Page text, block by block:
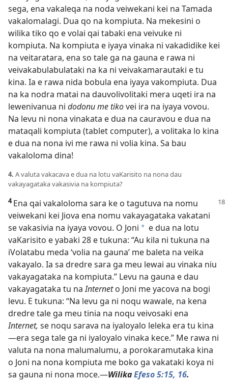
sega, ena vakaleqa na noda veiwekani kei na Tamada
vakalomalagi. Dua qo na kompiuta. Na mekesini o
wilika tiko qo e volai qai tabaki ena veivuke ni
kompiuta. Na kompiuta e iyaya vinaka ni vakadidike kei
na veitaratara, ena so tale ga na gauna e rawa ni
veivakabulabulataki na ka ni veivakamarautaki e tu
kina. Ia e rawa nida bobula ena iyaya vakompiuta. Dua
na ka nodra matai na dauvolivolitaki mera uqeti ira na
lewenivanua ni dodonu me tikovei ira na iyaya vovou.
Na levu ni nona vinakata e dua na cauravou e dua na
mataqali kompiuta (tablet computer), a volitaka lo kina
e dua na nona ivi me rawa ni volia kina. Sa bau
vakaloloma dina!
4. A valuta vakacava e dua na lotu vaKarisito na nona dau
vakayagataka vakasivia na kompiuta?
4Ena qai vakaloloma sara ke o tagutuva na nomu
veiwekani kei Jiova ena nomu vakayagataka vakatani
se vakasivia na iyaya vovou. O Joni * e dua na lotu
vaKarisito e yabaki 28 e tukuna: “Au kila ni tukuna na
iVolatabu meda ‘volia na gauna’ me baleta na veika
vakayalo. Ia sa dredre sara ga meu lewai au vinaka niu
vakayagataka na kompiuta.” Levu na gauna e dau
vakayagataka tu naInterneto Joni me yacova na bogi
levu. E tukuna: “Na levu ga ni noqu wawale, na kena
dredre tale ga meu tinia na noqu veivosaki ena
Internet, se noqu sarava na iyaloyalo leleka era tu kina​
—era sega tale ga ni iyaloyalo vinaka kece.” Me rawa ni
valuta na nona malumalumu, a porokaramutaka kina
o Joni na nona kompiuta me boko ga vakataki koya ni
sa gauna ni nona moce.​—WilikaEfeso 5:​15, 16.